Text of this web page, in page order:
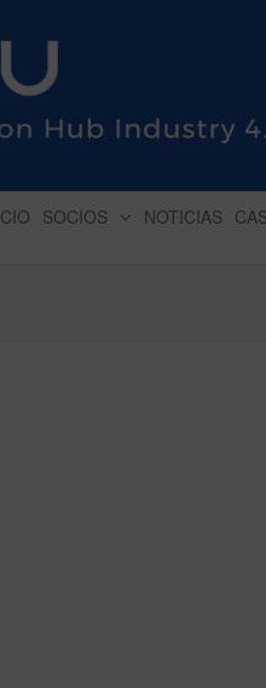
HUB
SOCIOS NOTICIAS